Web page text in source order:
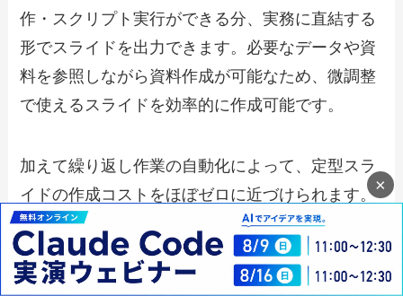
作・スクリプト実行ができる分、実務に直結する
形でスライドを出力できます。必要なデータや資
料を参照しながら資料作成が可能なため、微調整
で使えるスライドを効率的に作成可能です。
加えて繰り返し作業の自動化によって、定型スラ
イドの作成コストをほぼゼロに近づけられます。
今まで数人でスライドを作成していた場合では、
定型作業を自動化したうえで最終確認を担当する
1人がいれば良いです。スライド作成の人員を減
×